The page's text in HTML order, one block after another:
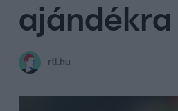
ajándékra
rtl.hu